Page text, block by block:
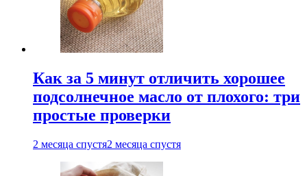
Как за 5 минут отличить хорошее
подсолнечное масло от плохого: три
простые проверки
2 месяца спустя2 месяца спустя